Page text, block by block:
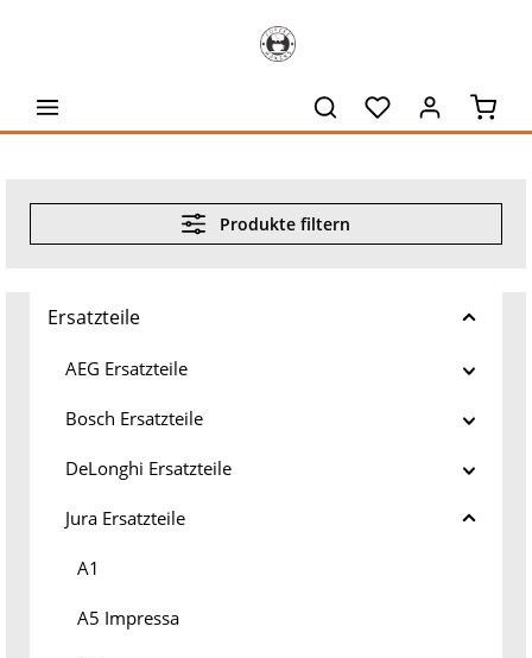
Produkte filtern
Ersatzteile
AEG Ersatzteile
Bosch Ersatzteile
DeLonghi Ersatzteile
Jura Ersatzteile
A1
A5 Impressa